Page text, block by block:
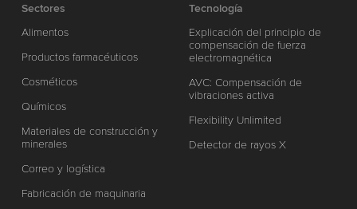
Sectores
Alimentos
Productos farmacéuticos
Cosméticos
Químicos
Materiales de construcción y
minerales
Correo y logística
Fabricación de maquinaria
Tecnología
Explicación del principio de
compensación de fuerza
electromagnética
AVC: Compensación de
vibraciones activa
Flexibility Unlimited
Detector de rayos X